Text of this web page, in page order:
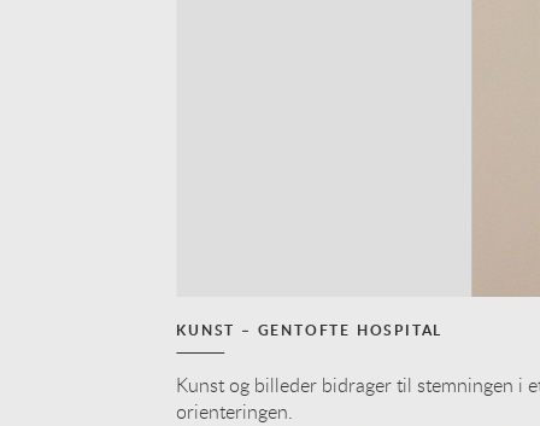
KUNST – GENTOFTE HOSPITAL
Kunst og billeder bidrager til stemningen i
orienteringen.